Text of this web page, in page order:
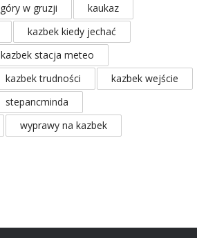
góry w gruzji
kaukaz
kazbek kiedy jechać
kazbek stacja meteo
kazbek trudności
kazbek wejście
stepancminda
wyprawy na kazbek